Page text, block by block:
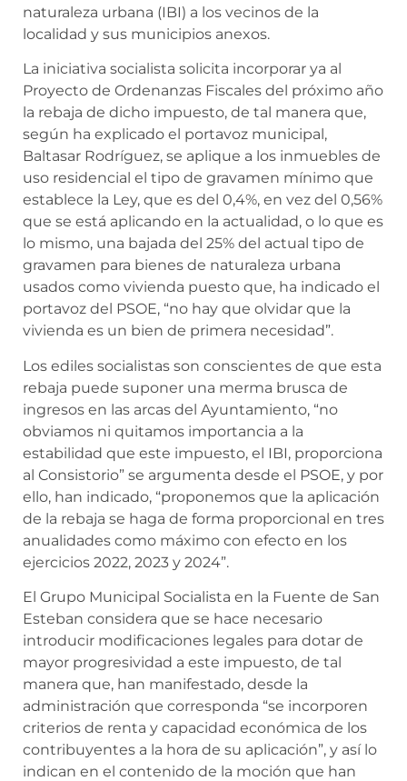
naturaleza urbana (IBI) a los vecinos de la
localidad y sus municipios anexos.
La iniciativa socialista solicita incorporar ya al
Proyecto de Ordenanzas Fiscales del próximo año
la rebaja de dicho impuesto, de tal manera que,
según ha explicado el portavoz municipal,
Baltasar Rodríguez, se aplique a los inmuebles de
uso residencial el tipo de gravamen mínimo que
establece la Ley, que es del 0,4%, en vez del 0,56%
que se está aplicando en la actualidad, o lo que es
lo mismo, una bajada del 25% del actual tipo de
gravamen para bienes de naturaleza urbana
usados como vivienda puesto que, ha indicado el
portavoz del PSOE, “no hay que olvidar que la
vivienda es un bien de primera necesidad”.
Los ediles socialistas son conscientes de que esta
rebaja puede suponer una merma brusca de
ingresos en las arcas del Ayuntamiento, “no
obviamos ni quitamos importancia a la
estabilidad que este impuesto, el IBI, proporciona
al Consistorio” se argumenta desde el PSOE, y por
ello, han indicado, “proponemos que la aplicación
de la rebaja se haga de forma proporcional en tres
anualidades como máximo con efecto en los
ejercicios 2022, 2023 y 2024”.
El Grupo Municipal Socialista en la Fuente de San
Esteban considera que se hace necesario
introducir modificaciones legales para dotar de
mayor progresividad a este impuesto, de tal
manera que, han manifestado, desde la
administración que corresponda “se incorporen
criterios de renta y capacidad económica de los
contribuyentes a la hora de su aplicación”, y así lo
indican en el contenido de la moción que han